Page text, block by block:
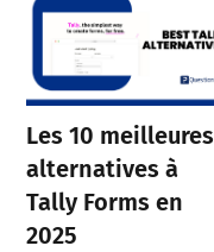
Les 10 meilleures
alternatives à
Tally Forms en
2025